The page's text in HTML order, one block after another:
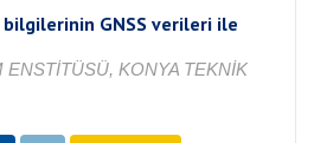
bilgilerinin GNSS verileri ile
KONYA TEKNİK